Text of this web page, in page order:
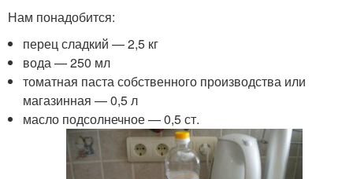
Нам понадобится:
перец сладкий — 2,5 кг
вода — 250 мл
томатная паста собственного производства или
магазинная — 0,5 л
масло подсолнечное — 0,5 ст.